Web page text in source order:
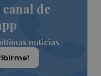
de
noticias